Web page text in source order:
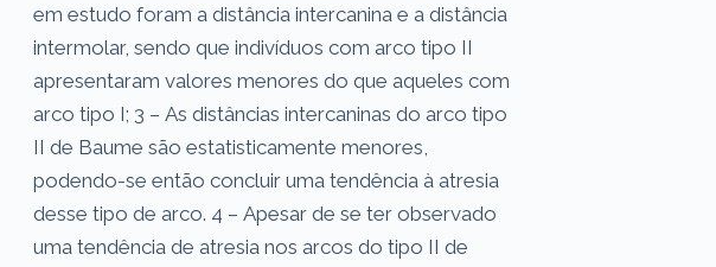
em estudo foram a distância intercanina e a distância
intermolar, sendo que indivíduos com arco tipo II
apresentaram valores menores do que aqueles com
arco tipo I; 3 – As distâncias intercaninas do arco tipo
II de Baume são estatisticamente menores,
podendo-se então concluir uma tendência à atresia
desse tipo de arco. 4 – Apesar de se ter observado
uma tendência de atresia nos arcos do tipo II de